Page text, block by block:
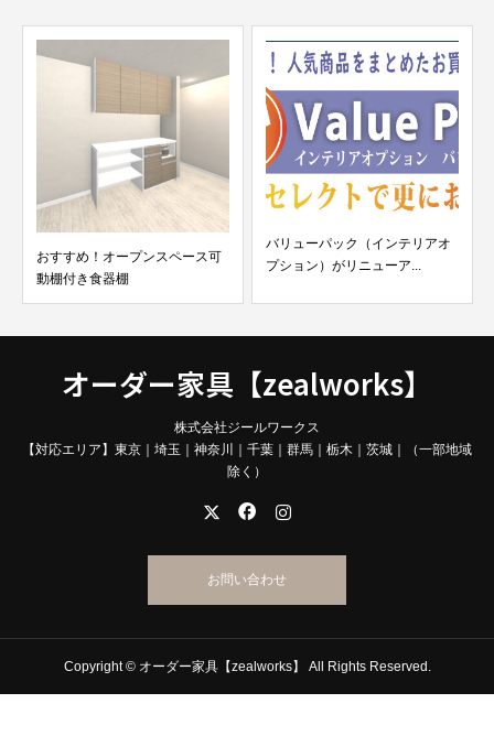
おすすめ！オープンスペース可
動棚付き食器棚
バリューパック（インテリアオ
プション）がリニューア...
オーダー家具【zealworks】
株式会社ジールワークス
【対応エリア】東京｜埼玉｜神奈川｜千葉｜群馬｜栃木｜茨城｜（一部地域
除く）
お問い合わせ
Copyright © オーダー家具【zealworks】 All Rights Reserved.